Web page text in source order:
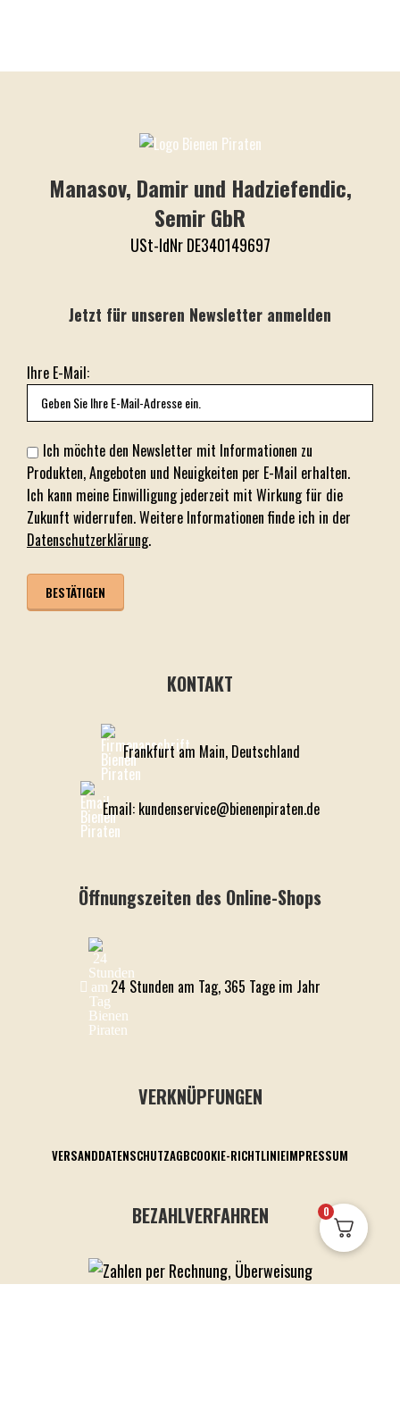
Manasov, Damir und Hadziefendic,
Semir GbR
USt-IdNr DE340149697
Jetzt für unseren Newsletter anmelden
Ihre E-Mail:
Ich möchte den Newsletter mit Informationen zu
Produkten, Angeboten und Neuigkeiten per E-Mail erhalten.
Ich kann meine Einwilligung jederzeit mit Wirkung für die
Zukunft widerrufen. Weitere Informationen finde ich in der
Datenschutzerklärung.
KONTAKT
Frankfurt am Main, Deutschland
Email: kundenservice@bienenpiraten.de
Öffnungszeiten des Online-Shops
24 Stunden am Tag, 365 Tage im Jahr
VERKNÜPFUNGEN
VERSANDDATENSCHUTZAGBCOOKIE-RICHTLINIEIMPRESSUM
BEZAHLVERFAHREN 0